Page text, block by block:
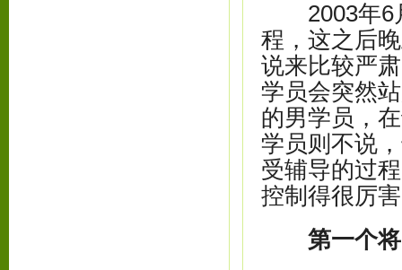
2003年6月
程，这之后
说来比较严
学员会突然
的男学员，
学员则不说
受辅导的过
控制得很厉
第一个